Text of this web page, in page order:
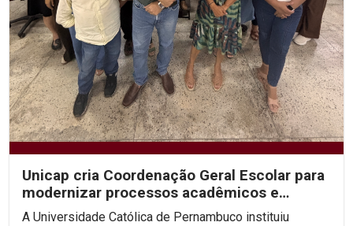
Unicap cria Coordenação Geral Escolar para
modernizar processos acadêmicos e
ampliar o uso de IA...
A Universidade Católica de Pernambuco instituiu